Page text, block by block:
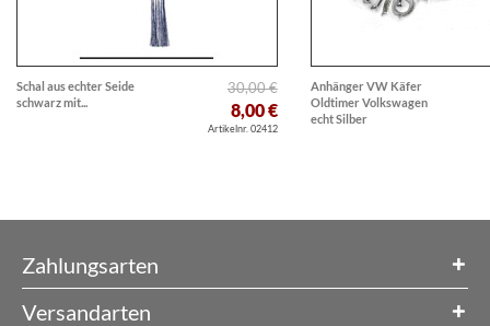
Schal aus echter Seide
schwarz mit...
30,00 €
8,00 €
Artikelnr. 02412
Anhänger VW Käfer
Oldtimer Volkswagen
echt Silber
Zahlungsarten
Versandarten